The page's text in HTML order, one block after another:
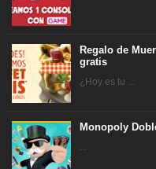
Regalo de
gratis
¿Hoy es tu ...
Monopoly
...